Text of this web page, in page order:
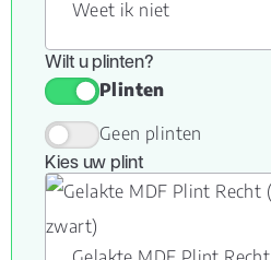
Weet ik niet
Wilt u plinten?
Plinten
Geen plinten
Kies uw plint